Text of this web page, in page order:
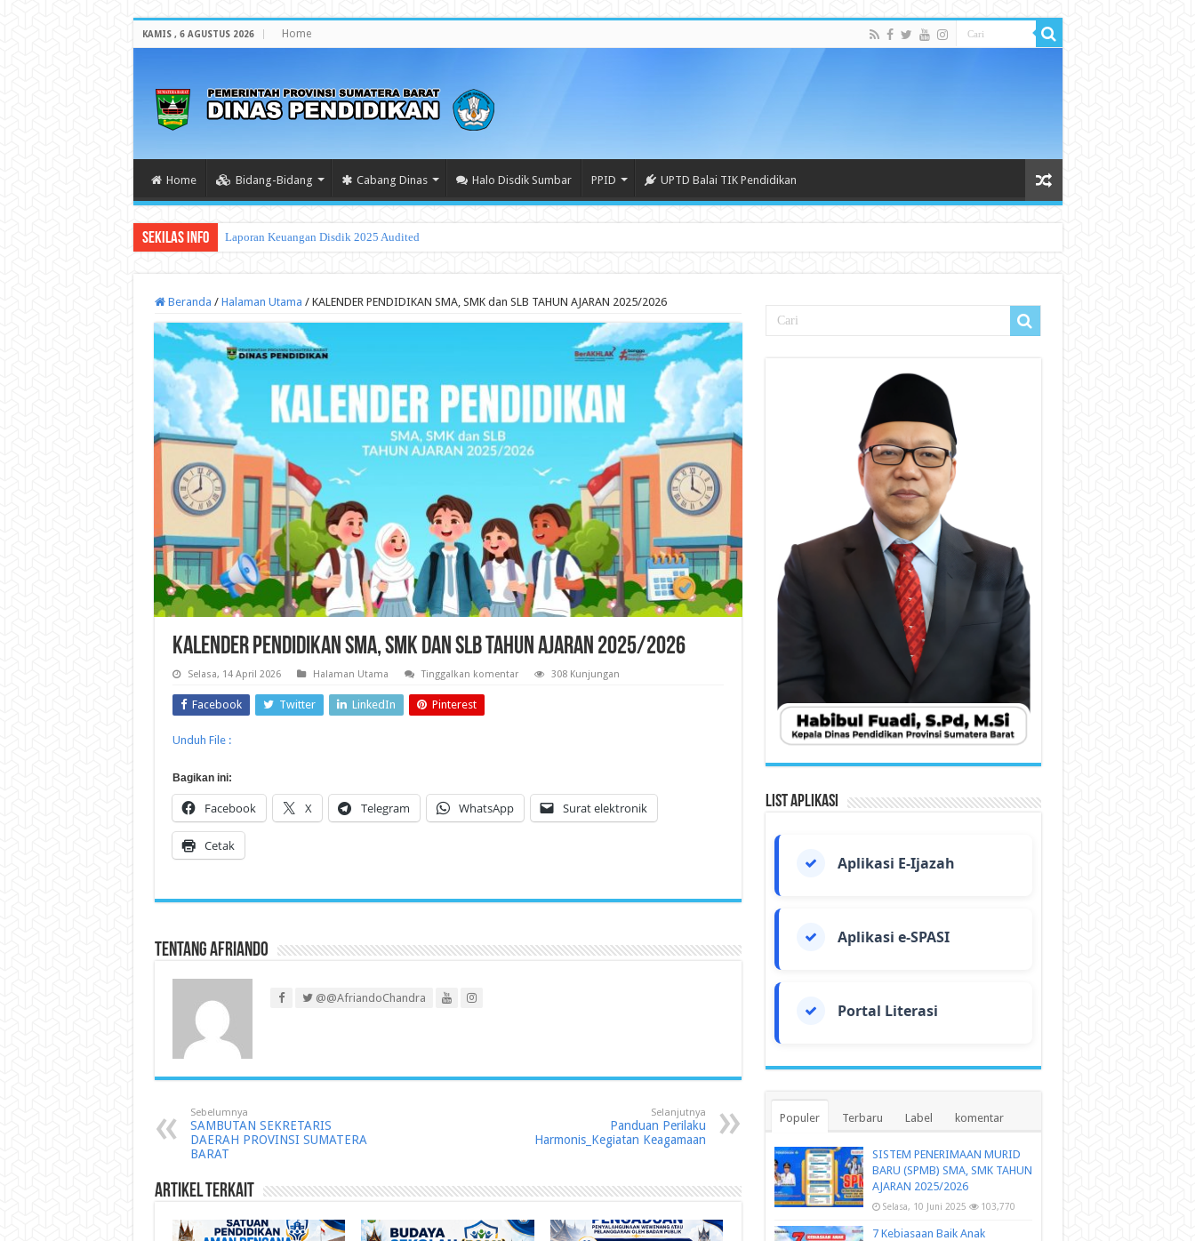
KAMIS , 6 AGUSTUS 2026 Home
Home Bidang-Bidang Cabang Dinas Halo Disdik Sumbar PPID UPTD Balai TIK Pendidikan
Sekilas Info PROGRAM
Beranda / Halaman Utama / KALENDER PENDIDIKAN SMA, SMK dan SLB TAHUN AJARAN 2025/2026
KALENDER PENDIDIKAN SMA, SMK dan SLB TAHUN AJARAN 2025/2026
Selasa, 14 April 2026 Halaman Utama Tinggalkan komentar 308 Kunjungan
Facebook Twitter LinkedIn Pinterest
Unduh File :
Bagikan ini:
Facebook X Telegram WhatsApp Surat elektronik
Cetak
Tentang Afriando
@@AfriandoChandra
Sebelumnya
SAMBUTAN SEKRETARIS
DAERAH PROVINSI SUMATERA
BARAT
Selanjutnya
Panduan Perilaku
Harmonis_Kegiatan Keagamaan
Artikel Terkait
List Aplikasi
Aplikasi E-Ijazah
Aplikasi e-SPASI
Portal Literasi
Populer Terbaru Label komentar
SISTEM PENERIMAAN MURID
BARU (SPMB) SMA, SMK TAHUN
AJARAN 2025/2026
Selasa, 10 Juni 2025 103,770
7 Kebiasaan Baik Anak